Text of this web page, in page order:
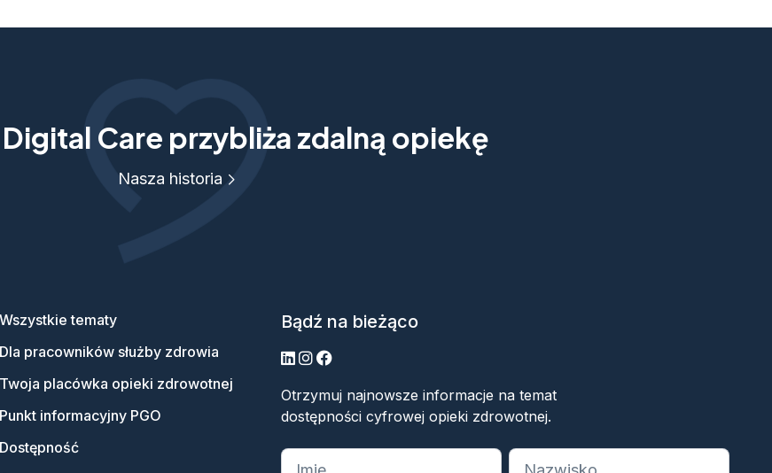
Care przybliża zdalną opiekę
Nasza historia
Wszystkie tematy
Dla pracowników służby zdrowia
Twoja placówka opieki zdrowotnej
Punkt informacyjny PGO
Dostępność
Bądź na bieżąco
LinkedIn
Instagram
Facebook
Otrzymuj najnowsze informacje na temat
dostępności cyfrowej opieki zdrowotnej.
„*” oznacza wymagane pola